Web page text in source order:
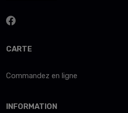
CARTE
Commandez en ligne
INFORMATION